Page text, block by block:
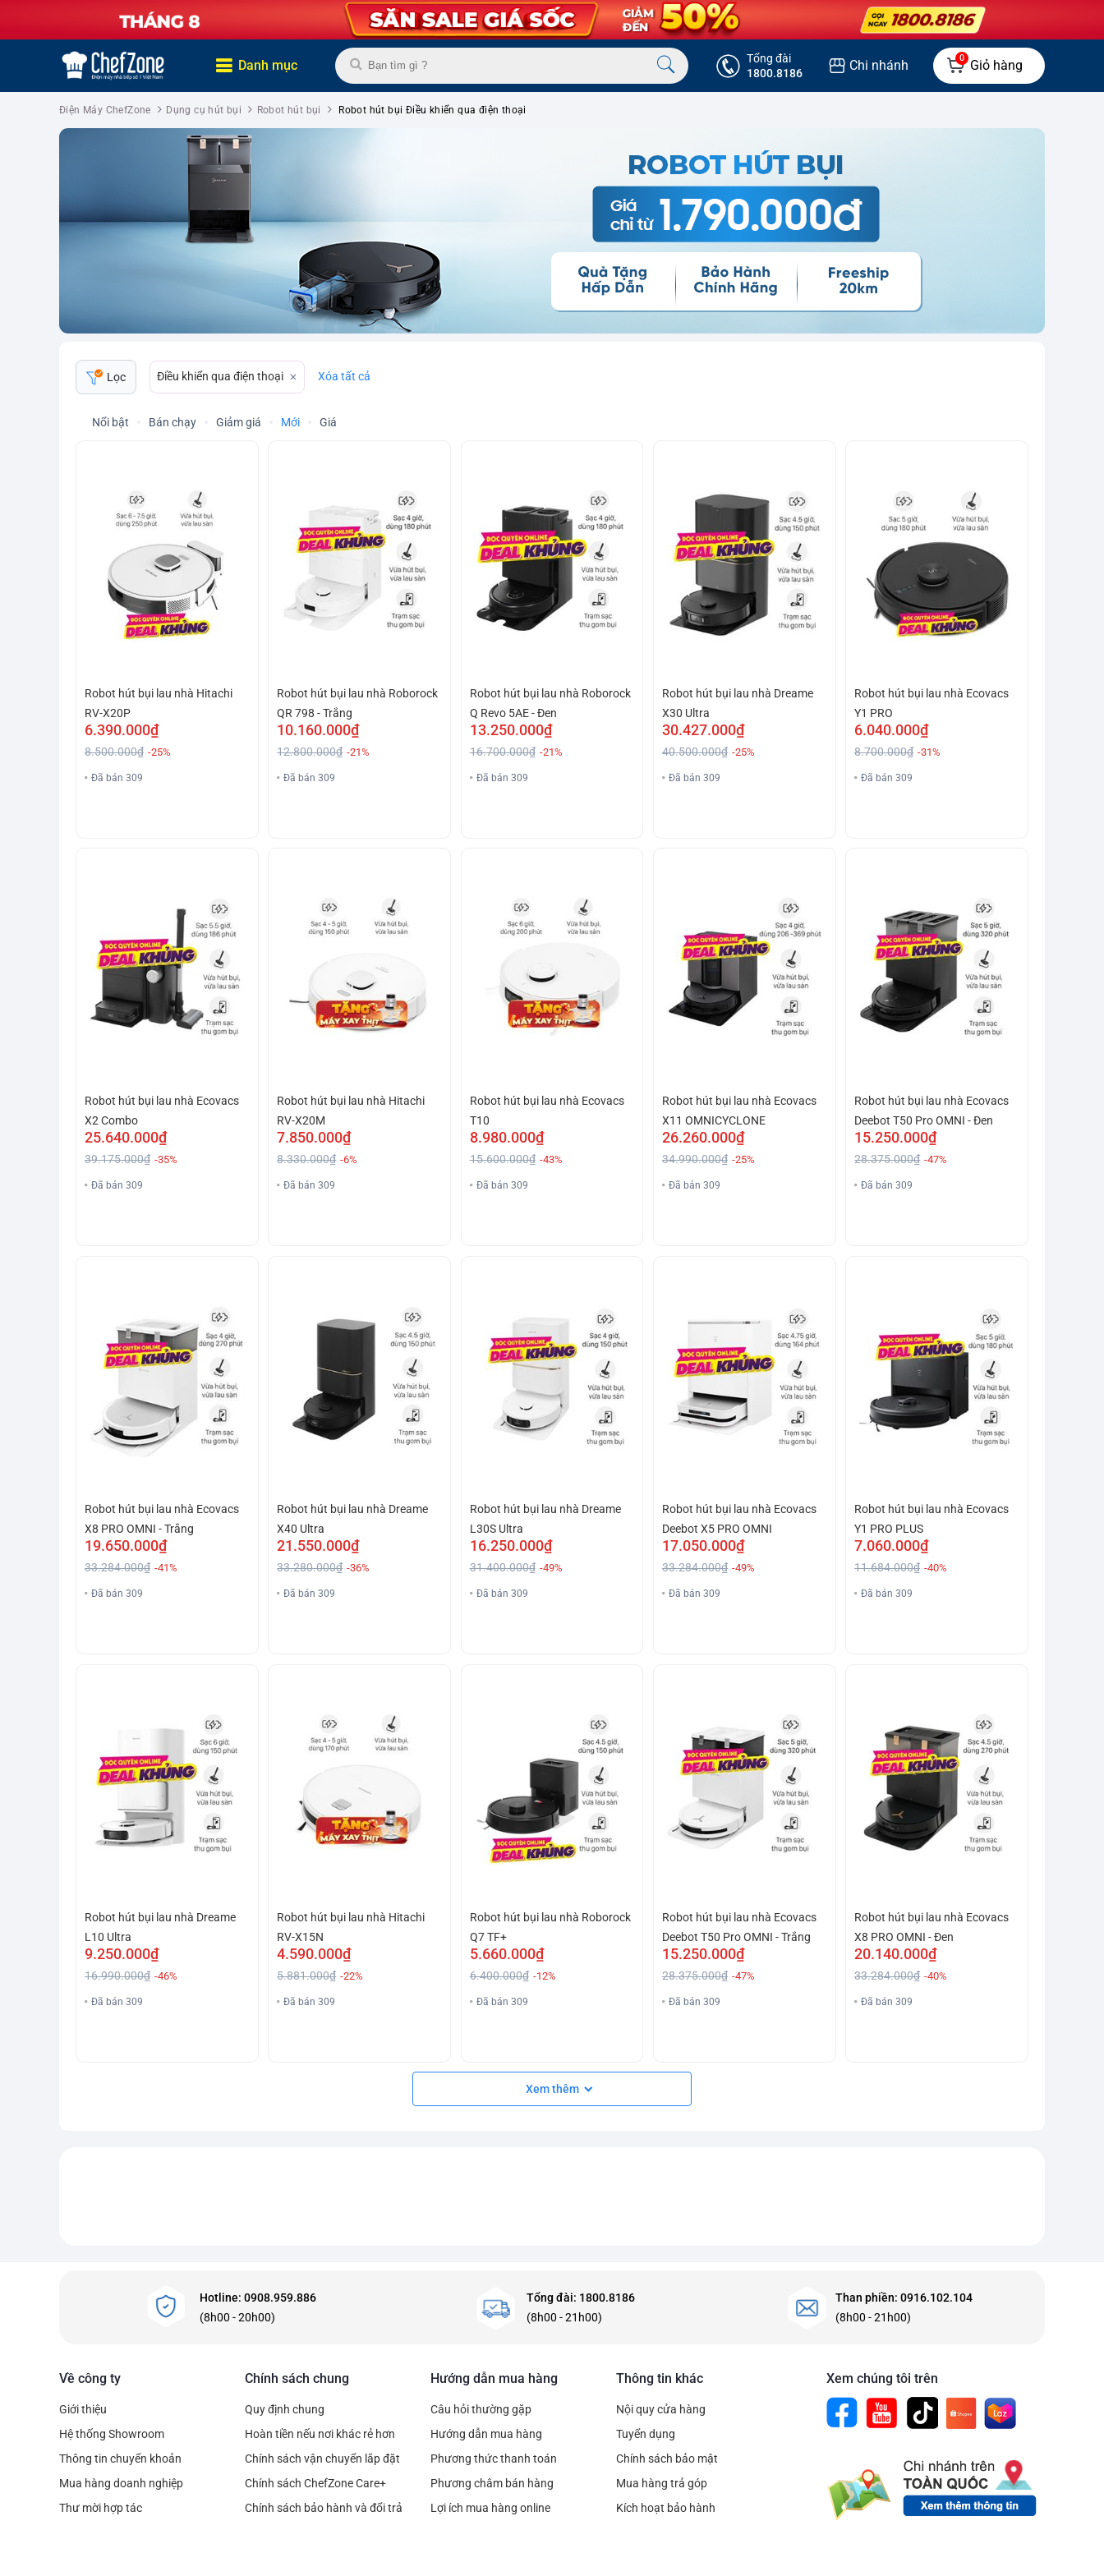
Danh mục
Tổng đài
1800.8186
Chi nhánh 0 Giỏ hàng
Điện Máy ChefZone Dụng cụ hút bụi Robot hút bụi Robot hút bụi Điều khiển qua điện thoại
Lọc Điều khiển qua điện thoại Xóa tất cả
Nổi bật Bán chạy Giảm giá Mới Giá
Robot hút bụi lau nhà Hitachi
RV-X20P
6.390.000₫
8.500.000₫ -25%
Đã bán 309
Robot hút bụi lau nhà Roborock
QR 798 - Trắng
10.160.000₫
12.800.000₫ -21%
Đã bán 309
Robot hút bụi lau nhà Roborock
Q Revo 5AE - Đen
13.250.000₫
16.700.000₫ -21%
Đã bán 309
Robot hút bụi lau nhà Dreame
X30 Ultra
30.427.000₫
40.500.000₫ -25%
Đã bán 309
Robot hút bụi lau nhà Ecovacs
Y1 PRO
6.040.000₫
8.700.000₫ -31%
Đã bán 309
Robot hút bụi lau nhà Ecovacs
X2 Combo
25.640.000₫
39.175.000₫ -35%
Đã bán 309
Robot hút bụi lau nhà Hitachi
RV-X20M
7.850.000₫
8.330.000₫ -6%
Đã bán 309
Robot hút bụi lau nhà Ecovacs
T10
8.980.000₫
15.600.000₫ -43%
Đã bán 309
Robot hút bụi lau nhà Ecovacs
X11 OMNICYCLONE
26.260.000₫
34.990.000₫ -25%
Đã bán 309
Robot hút bụi lau nhà Ecovacs
Deebot T50 Pro OMNI - Đen
15.250.000₫
28.375.000₫ -47%
Đã bán 309
Robot hút bụi lau nhà Ecovacs
X8 PRO OMNI - Trắng
19.650.000₫
33.284.000₫ -41%
Đã bán 309
Robot hút bụi lau nhà Dreame
X40 Ultra
21.550.000₫
33.280.000₫ -36%
Đã bán 309
Robot hút bụi lau nhà Dreame
L30S Ultra
16.250.000₫
31.400.000₫ -49%
Đã bán 309
Robot hút bụi lau nhà Ecovacs
Deebot X5 PRO OMNI
17.050.000₫
33.284.000₫ -49%
Đã bán 309
Robot hút bụi lau nhà Ecovacs
Y1 PRO PLUS
7.060.000₫
11.684.000₫ -40%
Đã bán 309
Robot hút bụi lau nhà Dreame
L10 Ultra
9.250.000₫
16.990.000₫ -46%
Đã bán 309
Robot hút bụi lau nhà Hitachi
RV-X15N
4.590.000₫
5.881.000₫ -22%
Đã bán 309
Robot hút bụi lau nhà Roborock
Q7 TF+
5.660.000₫
6.400.000₫ -12%
Đã bán 309
Robot hút bụi lau nhà Ecovacs
Deebot T50 Pro OMNI - Trắng
15.250.000₫
28.375.000₫ -47%
Đã bán 309
Robot hút bụi lau nhà Ecovacs
X8 PRO OMNI - Đen
20.140.000₫
33.284.000₫ -40%
Đã bán 309
Xem thêm
Hotline: 0908.959.886
(8h00 - 20h00)
Tổng đài: 1800.8186
(8h00 - 21h00)
Than phiền: 0916.102.104
(8h00 - 21h00)
Về công ty
Giới thiệu
Hệ thống Showroom
Thông tin chuyển khoản
Mua hàng doanh nghiệp
Thư mời hợp tác
Chính sách chung
Quy định chung
Hoàn tiền nếu nơi khác rẻ hơn
Chính sách vận chuyển lắp đặt
Chính sách ChefZone Care+
Chính sách bảo hành và đổi trả
Hướng dẫn mua hàng
Câu hỏi thường gặp
Hướng dẫn mua hàng
Phương thức thanh toán
Phương châm bán hàng
Lợi ích mua hàng online
Thông tin khác
Nội quy cửa hàng
Tuyển dụng
Chính sách bảo mật
Mua hàng trả góp
Kích hoạt bảo hành
Xem chúng tôi trên